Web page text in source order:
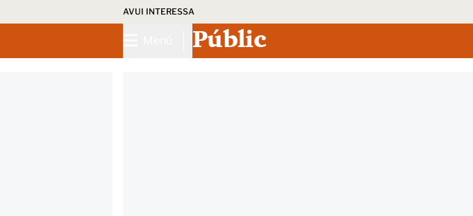
AVUI INTERESSA
Públic